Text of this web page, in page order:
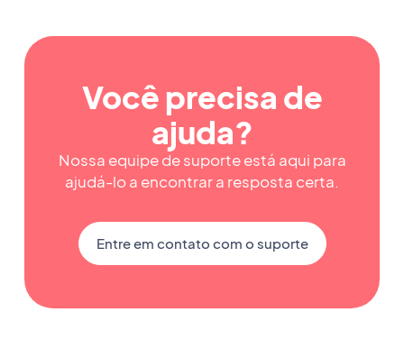
Você precisa de
ajuda?
Nossa equipe de suporte está aqui para
ajudá-lo a encontrar a resposta certa.
Entre em contato com o suporte